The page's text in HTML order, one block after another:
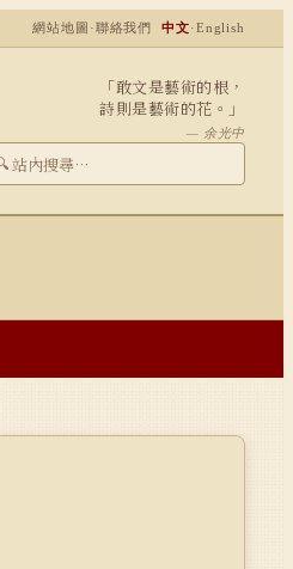
網站地圖 ·聯絡我們 中文·English
「敢文是藝術的根，
詩則是藝術的花。」
— 余光中